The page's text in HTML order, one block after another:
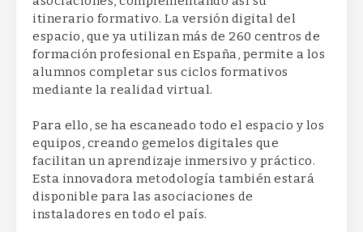
itinerario formativo. La versión digital del
espacio, que ya utilizan más de 260 centros de
formación profesional en España, permite a los
alumnos completar sus ciclos formativos
mediante la realidad virtual.
Para ello, se ha escaneado todo el espacio y los
equipos, creando gemelos digitales que
facilitan un aprendizaje inmersivo y práctico.
Esta innovadora metodología también estará
disponible para las asociaciones de
instaladores en todo el país.